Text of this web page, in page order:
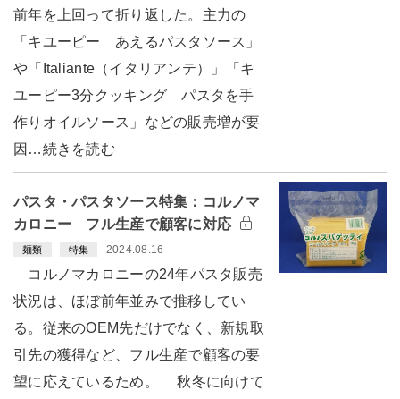
前年を上回って折り返した。主力の
「キユーピー あえるパスタソース」
や「Italiante（イタリアンテ）」「キ
ユーピー3分クッキング パスタを手
作りオイルソース」などの販売増が要
因…続きを読む
パスタ・パスタソース特集：コルノマ
カロニー フル生産で顧客に対応
麺類 特集 2024.08.16
コルノマカロニーの24年パスタ販売
状況は、ほぼ前年並みで推移してい
る。従来のOEM先だけでなく、新規取
引先の獲得など、フル生産で顧客の要
望に応えているため。 秋冬に向けて